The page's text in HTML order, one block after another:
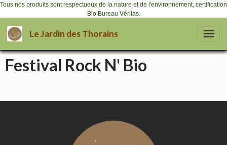
Tous nos produits sont respectueux de la nature et de l'environnement, certification
Bio Bureau Véritas.
Le Jardin des Thorains
Festival Rock N' Bio